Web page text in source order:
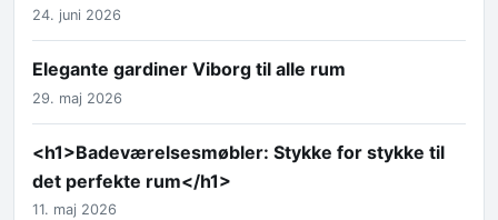
24. juni 2026
Elegante gardiner Viborg til alle rum
29. maj 2026
<h1>Badeværelsesmøbler: Stykke for stykke til
det perfekte rum</h1>
11. maj 2026